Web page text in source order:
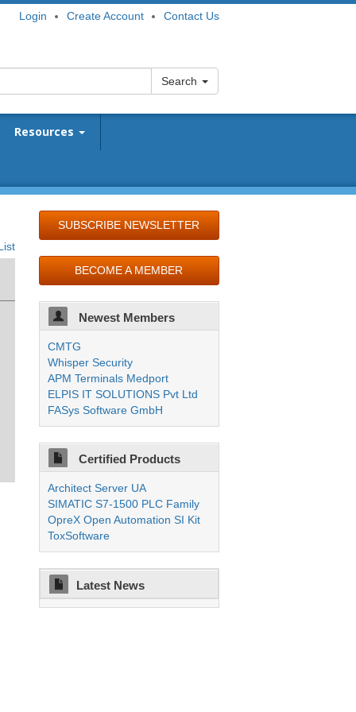
Contact Us
Create Account
Login
Search
Resources
SUBSCRIBE NEWSLETTER
BECOME A MEMBER
Newest Members
CMTG
Whisper Security
APM Terminals Medport
ELPIS IT SOLUTIONS Pvt Ltd
FASys Software GmbH
Certified Products
Architect Server UA
SIMATIC S7-1500 PLC Family
OpreX Open Automation SI Kit
ToxSoftware
Latest News